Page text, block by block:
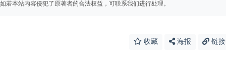
若本站内容侵犯了原著者的合法权益，可联系我们进行处理。
收藏 海报 链接